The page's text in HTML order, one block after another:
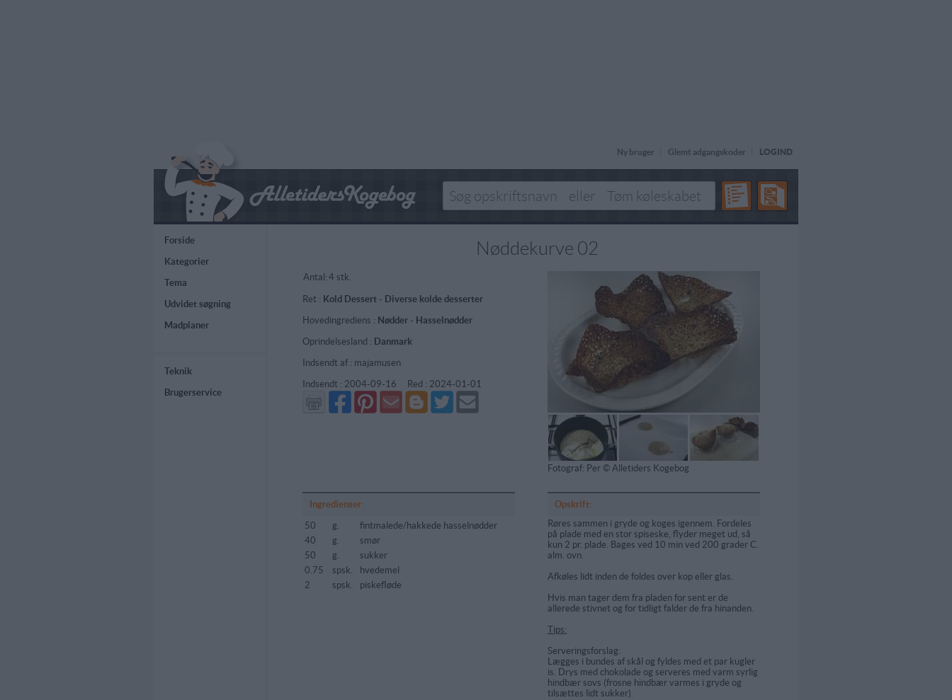
Ny bruger Glemt adgangskoder LOGIND
Forside
Kategorier
Tema
Udvidet søgning
Madplaner
Teknik
Brugerservice
Nøddekurve 02
Antal: 4 stk.
Ret : Kold Dessert- Diverse kolde desserter
Hovedingrediens : Nødder- Hasselnødder
Oprindelsesland : Danmark
Indsendt af : majamusen
Indsendt : 2004-09-16 Red : 2024-01-01
Del
på
Facebook
Del
på
Pinterest
Send
via
GMail
Del
på
Blogger
Del
på
Twitter
Send
mail
Fotograf: Per © Alletiders Kogebog
Ingredienser:
50
g.
fintmalede/hakkede hasselnødder
40
g.
smør
50
g.
sukker
0.75
spsk.
hvedemel
2
spsk. piskefløde
Opskrift:
Røres sammen i gryde og koges igennem. Fordeles
på plade med en stor spiseske, flyder meget ud, så
kun 2 pr. plade. Bages ved 10 min ved 200 grader C.
alm. ovn.
Afkøles lidt inden de foldes over kop eller glas.
Hvis man tager dem fra pladen for sent er de
allerede stivnet og for tidligt falder de fra hinanden.
Tips:
Serveringsforslag:
Lægges i bundes af skål og fyldes med et par kugler
is. Drys med chokolade og serveres med varm syrlig
hindbær sovs (frosne hindbær varmes i gryde og
tilsættes lidt sukker).